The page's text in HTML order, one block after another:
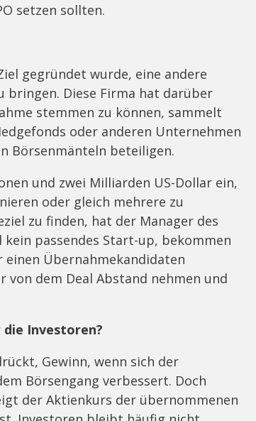
setzen sollten.
gegründet wurde, eine andere
bringen. Diese Firma hat darüber
stemmen zu können, sammelt
oder anderen Unternehmen
Börsenmänteln beteiligen.
und zwei Milliarden US-Dollar ein,
oder gleich mehrere zu
zu finden, hat der Manager des
passendes Start-up, bekommen
einen Übernahmekandidaten
dem Deal Abstand nehmen und
die Investoren?
Gewinn, wenn sich der
Börsengang verbessert. Doch
der Aktienkurs der übernommenen